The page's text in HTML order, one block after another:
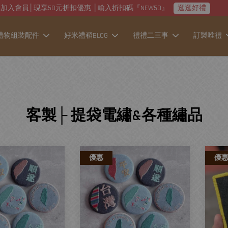
加入會員│現享50元折扣優惠 │輸入折扣碼『NEW50』 逛逛好禮
物組裝配件 好米禮稻BLOG 禮禮二三事 訂製唯禮
客製├ 提袋電繡&各種繡品
優惠 優